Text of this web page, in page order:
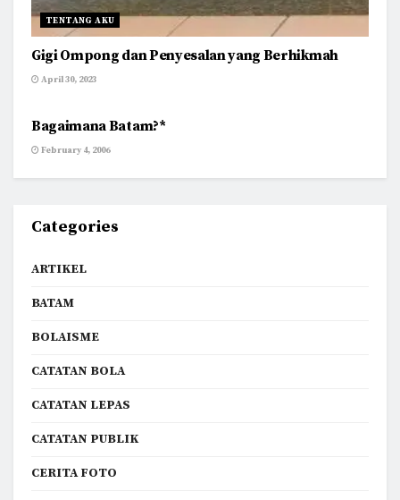
TENTANG AKU
Gigi Ompong dan Penyesalan yang Berhikmah
April 30, 2023
Bagaimana Batam?*
February 4, 2006
Categories
ARTIKEL
BATAM
BOLAISME
CATATAN BOLA
CATATAN LEPAS
CATATAN PUBLIK
CERITA FOTO